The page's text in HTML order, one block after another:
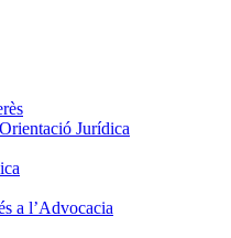
Jurídica
a l’Advocacia